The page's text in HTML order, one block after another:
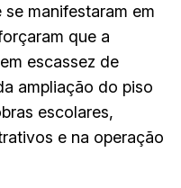
manifestaram em
que a
escassez de
ampliação do piso
escolares,
e na operação